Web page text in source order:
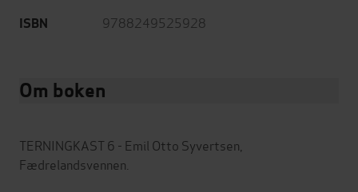
ISBN 9788249525928
Om boken
TERNINGKAST 6 - Emil Otto Syvertsen,
Fædrelandsvennen.